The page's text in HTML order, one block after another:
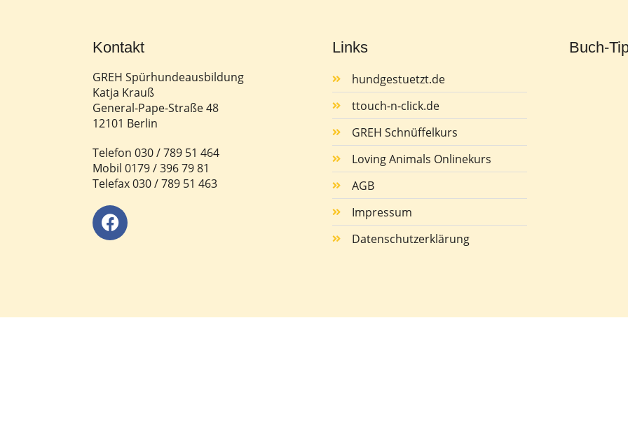
Kontakt
GREH Spürhundeausbildung
Katja Krauß
General-Pape-Straße 48
12101 Berlin
Telefon 030 / 789 51 464
Mobil 0179 / 396 79 81
Telefax 030 / 789 51 463
Links
hundgestuetzt.de
ttouch-n-click.de
GREH Schnüffelkurs
Loving Animals Onlinekurs
AGB
Impressum
Datenschutzerklärung
Buch-